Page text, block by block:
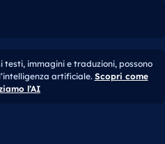
testi, immagini e traduzioni, possono
artificiale. Scopri come
l’AI